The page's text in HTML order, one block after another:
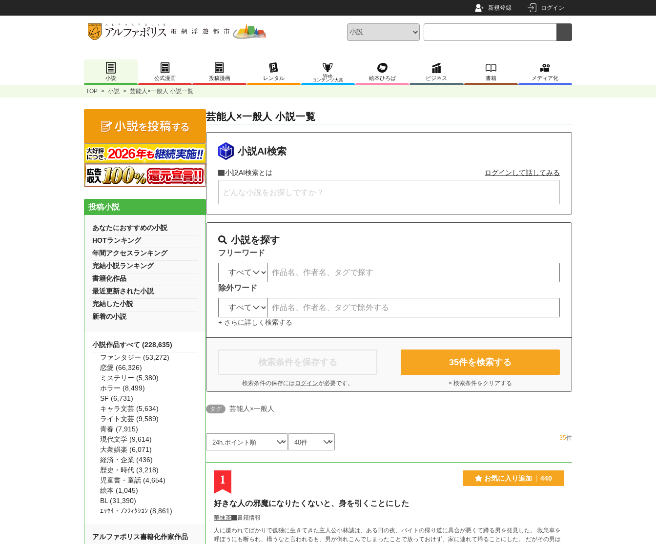
新規登録 ログイン
小説 公式漫画 投稿漫画 レンタル
Web
コンテンツ大賞
絵本ひろば ビジネス 書籍 メディア化
TOP > 小説 > 芸能人×一般人 小説一覧
芸能人×一般人 小説一覧
小説AI検索
小説AI検索とは ログインして話してみる
小説を探す
フリーワード
除外ワード
+ さらに詳しく検索する
検索条件を保存する
検索条件の保存には ログインが必要です。
35件を検索する
× 検索条件をクリアする
タグ 芸能人×一般人
35件
1 お気に入り追加 440
好きな人の邪魔になりたくないと、身を引くことにした
華抹茶
書籍情報
人に嫌われてばかりで孤独に生きてきた主人公小林誠は、ある日の夜、バイトの帰り道に具合が悪くて蹲る男を発見した。 救急車を
呼ぼうにも断られ、構うなと言われるも、男が倒れこんでしまったことで放っておけず、家に連れて帰ることにした。 だがその男は
投稿小説
あなたにおすすめの小説
HOTランキング
年間アクセスランキング
完結小説ランキング
書籍化作品
最近更新された小説
完結した小説
新着の小説
小説作品すべて (228,635)
ファンタジー (53,272)
恋愛 (66,326)
ミステリー (5,380)
ホラー (8,499)
SF (6,731)
キャラ文芸 (5,634)
ライト文芸 (9,589)
青春 (7,915)
現代文学 (9,614)
大衆娯楽 (6,071)
経済・企業 (436)
歴史・時代 (3,218)
児童書・童話 (4,654)
絵本 (1,045)
BL (31,390)
ｴｯｾｲ・ﾉﾝﾌｨｸｼｮﾝ (8,861)
アルファポリス書籍化作家作品